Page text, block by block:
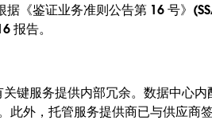
《鉴证业务准则公告第 16 号》
报告。
键服务提供内部冗余。数据中心
外，托管服务提供商已与供应商